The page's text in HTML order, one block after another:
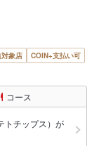
象店
COIN+支払い可
コース
トチップス）が